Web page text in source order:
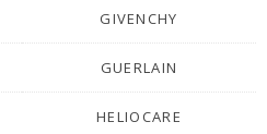
GIVENCHY
GUERLAIN
HELIOCARE